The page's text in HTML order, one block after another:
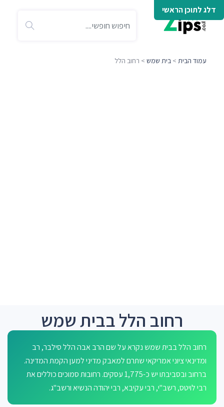
דלג לתוכן הראשי
עמוד הבית > בית שמש > רחוב הלל
רחוב הלל בבית שמש
רחוב הלל בבית שמש נקרא על שם הרב אבה הלל סילבר, רב
ומדינאי ציוני אמריקאי שתרם למאבק מדיני למען הקמת המדינה.
ברחוב ובסביבתו יש כ-1,775 עסקים. רחובות סמוכים כוללים את
רבי לויטס, רשב"י, רבי עקיבא, רבי יהודה הנשיא ורשב"ג.